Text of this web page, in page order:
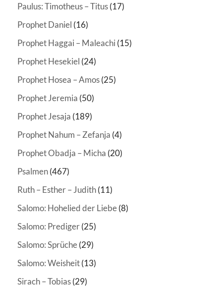
Paulus: Timotheus – Titus(17)
Prophet Daniel (16)
Prophet Haggai – Maleachi (15)
Prophet Hesekiel (24)
Prophet Hosea – Amos(25)
Prophet Jeremia (50)
Prophet Jesaja (189)
Prophet Nahum – Zefanja (4)
Prophet Obadja – Micha (20)
Psalmen(467)
Ruth – Esther – Judith(11)
Salomo: Hohelied der Liebe(8)
Salomo: Prediger(25)
Salomo: Sprüche(29)
Salomo: Weisheit(13)
Sirach – Tobias(29)